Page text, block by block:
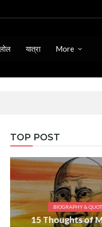
यात्रा More
TOP POST